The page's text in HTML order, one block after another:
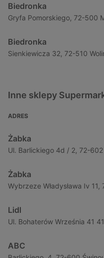
Biedronka
Gryfa Pomorskiego, 72-500
Biedronka
Sienkiewicza 32, 72-510
Inne sklepy
ADRES
Żabka
Ul. Barlickiego 4d / 2, 72-
Żabka
Wybrzeze Władysława Iv
Lidl
Ul. Bohaterów Września 41
ABC